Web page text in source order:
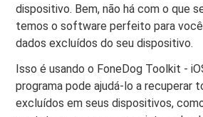
dispositivo. Bem, não há com o que
temos o software perfeito para
dados excluídos do seu dispositivo.
Isso é usando o FoneDog Toolkit -
programa pode ajudá-lo a recuperar
excluídos em seus dispositivos,